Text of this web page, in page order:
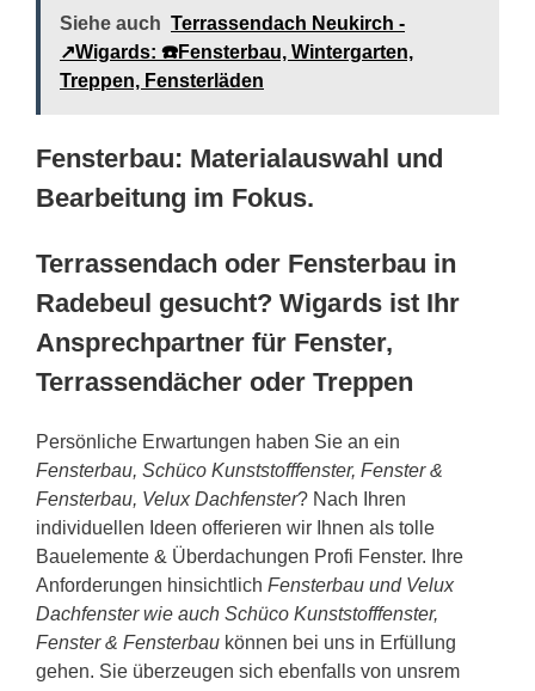
Siehe auch Terrassendach Neukirch -
↗️Wigards: ☎️Fensterbau, Wintergarten,
Treppen, Fensterläden
Fensterbau: Materialauswahl und
Bearbeitung im Fokus.
Terrassendach oder Fensterbau in
Radebeul gesucht? Wigards ist Ihr
Ansprechpartner für Fenster,
Terrassendächer oder Treppen
Persönliche Erwartungen haben Sie an ein
Fensterbau, Schüco Kunststofffenster, Fenster &
Fensterbau, Velux Dachfenster? Nach Ihren
individuellen Ideen offerieren wir Ihnen als tolle
Bauelemente & Überdachungen Profi Fenster. Ihre
Anforderungen hinsichtlich Fensterbau und Velux
Dachfenster wie auch Schüco Kunststofffenster,
Fenster & Fensterbau können bei uns in Erfüllung
gehen. Sie überzeugen sich ebenfalls von unsrem